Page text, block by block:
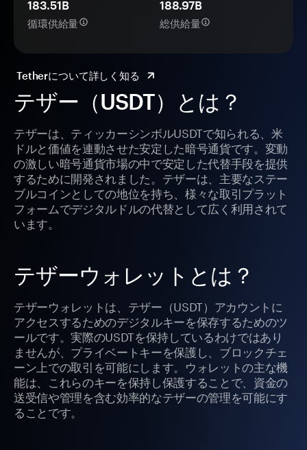
テザー（USDT）とは？
テザーは、ティッカーシンボルUSDTで知られる、米
ドルと価値を連動させた安定した暗号通貨です。変動
の激しい暗号通貨市場の中で安定した代替手段を提供
するために開発されました。テザーは、主要なステー
ブルコインとしての地位を持ち、様々な取引プラット
フォームでデジタルドルの代替として広く利用されて
います。
テザーウォレットとは？
テザーウォレットは、テザー（USDT）アカウントに
アクセスするためのデジタルキーを保存するためのツ
ールです。実際のUSDTを保持しているわけではあり
ませんが、プライベートキーを保護し、ブロックチェ
ーン上での取引を可能にします。ウォレットの主な機
能は、これらのキーを保持し保護することで、資金の
送受信や管理を含む効率的なテザーの管理を可能にす
ることです。
183.51B
循環供給量
188.97B
総供給量
Tetherについて詳しく知る